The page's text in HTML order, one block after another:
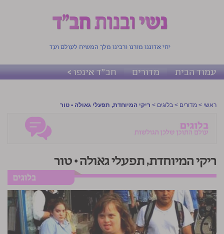
יחי אדוננו מורנו ורבינו מלך המשיח לעולם ועד
עמוד הבית מדורים חב"ד אינפו >
ראשי > מדורים > בלוגים > ריקי המיוחדת, תפעלי גאולה • טור
ריקי המיוחדת, תפעלי גאולה • טור